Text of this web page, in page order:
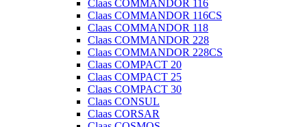
Claas COMMANDOR 116
Claas COMMANDOR 116CS
Claas COMMANDOR 118
Claas COMMANDOR 228
Claas COMMANDOR 228CS
Claas COMPACT 20
Claas COMPACT 25
Claas COMPACT 30
Claas CONSUL
Claas CORSAR